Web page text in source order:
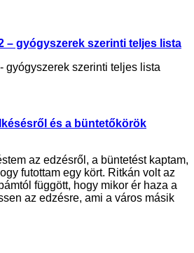
– gyógyszerek szerinti teljes lista
gyógyszerek szerinti teljes lista
és a büntetőkörök
az edzésről, a büntetést kaptam,
futottam egy kört. Ritkán volt az
függött, hogy mikor ér haza a
az edzésre, ami a város másik